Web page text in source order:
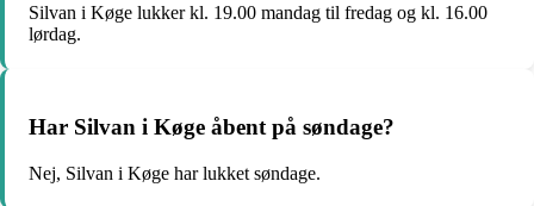
Silvan i Køge lukker kl. 19.00 mandag til fredag og kl. 16.00
lørdag.
Har Silvan i Køge åbent på søndage?
Nej, Silvan i Køge har lukket søndage.